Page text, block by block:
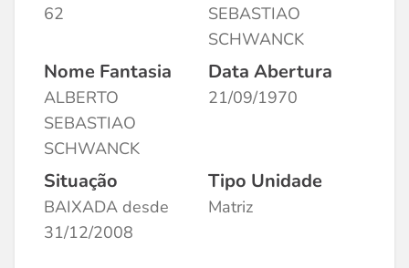
62
SEBASTIAO
SCHWANCK
Nome Fantasia
ALBERTO
SEBASTIAO
SCHWANCK
Data Abertura
21/09/1970
Situação
BAIXADA desde
31/12/2008
Tipo Unidade
Matriz